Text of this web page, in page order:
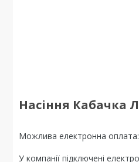
Насіння Кабачка
У компанії підключені